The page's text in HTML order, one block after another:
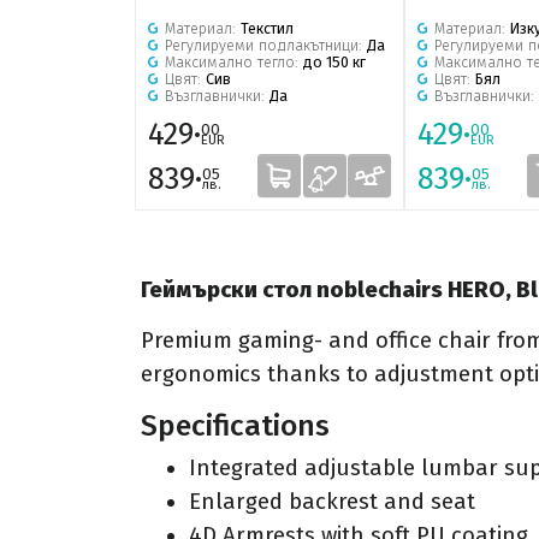
Материал: Текстил
Регулируеми подлакътници: Да
Максимално тегло: до 150 кг
Цвят: Сив
Възглавнички: Да
429·00
EUR
839·05
лв.
Материал:
Регулируеми
Максимално
Цвят: Бял
Възглавнички:
429·00
EUR
839·05
лв.
Геймърски стол noblechairs HERO,
Premium gaming- and office chair
ergonomics thanks to adjustment
Specifications
Integrated adjustable lumbar
Enlarged backrest and seat